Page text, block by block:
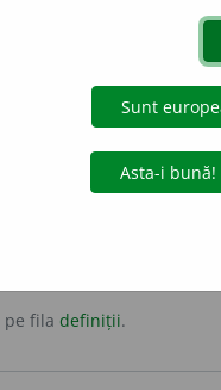
surse
a (se) scălda, a (se)
pe fila definiții.